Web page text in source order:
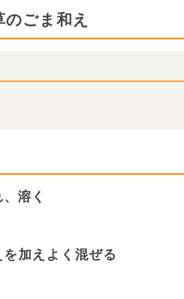
ごま和え
溶く
加えよく混ぜる